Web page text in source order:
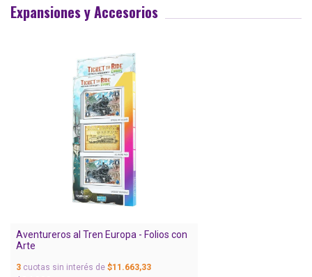
Expansiones y Accesorios
Aventureros al Tren Europa - Folios con
Arte
3 cuotas sin interés de $11.663,33